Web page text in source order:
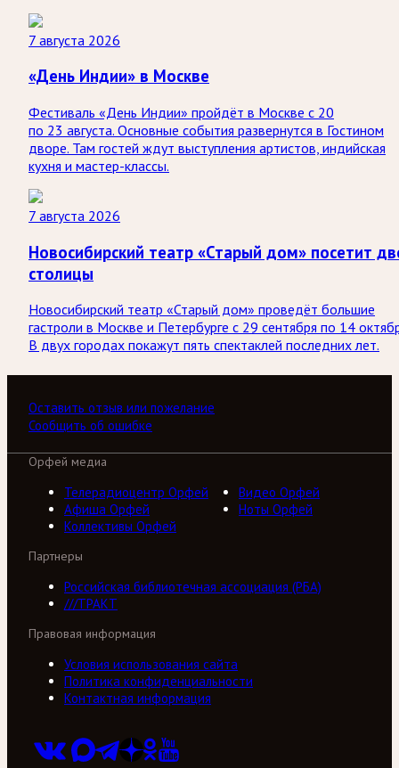
7 августа 2026
«День Индии» в Москве
Фестиваль «День Индии» пройдёт в Москве с 20
по 23 августа. Основные события развернутся в Гостином
дворе. Там гостей ждут выступления артистов, индийская
кухня и мастер-классы.
7 августа 2026
Новосибирский театр «Старый дом» посетит
столицы
Новосибирский театр «Старый дом» проведёт большие
гастроли в Москве и Петербурге с 29 сентября по 14
В двух городах покажут пять спектаклей последних лет.
Оставить отзыв или пожелание
Сообщить об ошибке
Орфей медиа
Телерадиоцентр Орфей
Видео Орфей
Афиша Орфей
Ноты Орфей
Коллективы Орфей
Партнеры
Российская библиотечная ассоциация (РБА)
///ТРАКТ
Правовая информация
Условия использования сайта
Политика конфиденциальности
Контактная информация